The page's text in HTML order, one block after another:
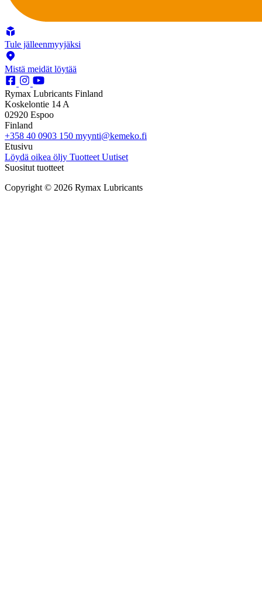
Tule jälleenmyyjäksi
Mistä meidät löytää
Rymax Lubricants Finland
Koskelontie 14 A
02920 Espoo
Finland
+358 40 0903 150 myynti@kemeko.fi
Etusivu
Löydä oikea öljy Tuotteet Uutiset
Suositut tuotteet
Copyright © 2026 Rymax Lubricants